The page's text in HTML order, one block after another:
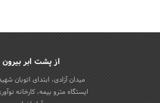
از پشت ابر بیرون
میدان آزادی، ابتدای اتوبان
ایستگاه مترو بیمه، کارخانه